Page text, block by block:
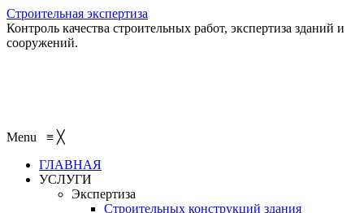
Строительная экспертиза
Контроль качества строительных работ, экспертиза зданий и
сооружений.
Menu ≡ ╳
ГЛАВНАЯ
УСЛУГИ
Экспертиза
Строительных конструкций здания